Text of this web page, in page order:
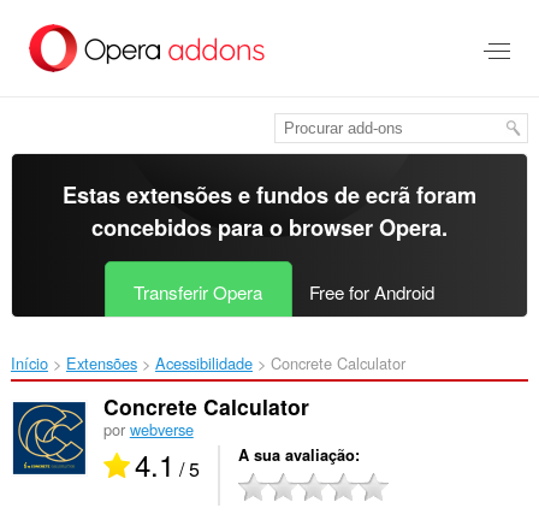
para
Estas extensões e fundos de ecrã foram
concebidos para o browser Opera.
Transferir Opera Free for Android
Início Extensões Acessibilidade Concrete Calculator‎
Concrete Calculator
por webverse
4.1 / 5 A sua avaliação